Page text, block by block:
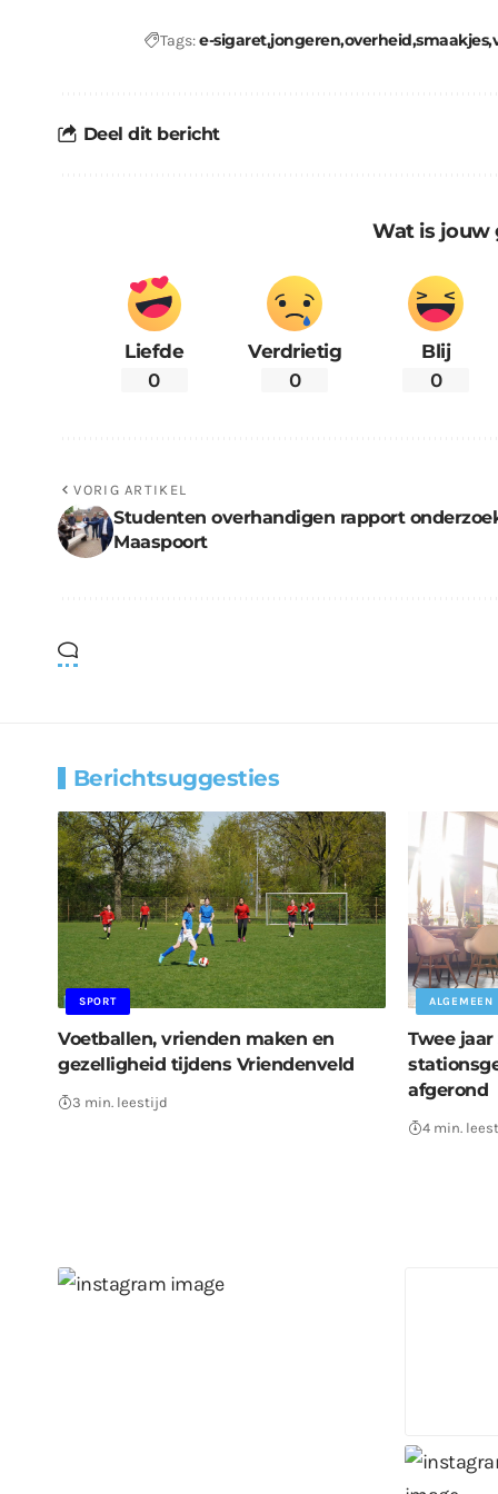
Tags:e-sigaretjongerenoverheid smaakjes
Deel dit bericht
Wat is jouw
Liefde
0
Verdrietig
0
Blij
0
VORIG ARTIKEL
Studenten overhandigen rapport
Maaspoort
Berichtsuggesties
SPORT
Voetballen, vrienden maken en
gezelligheid tijdens Vriendenveld
3 min. leestijd
ALGEMEEN
Twee jaar
afgerond
4 min.